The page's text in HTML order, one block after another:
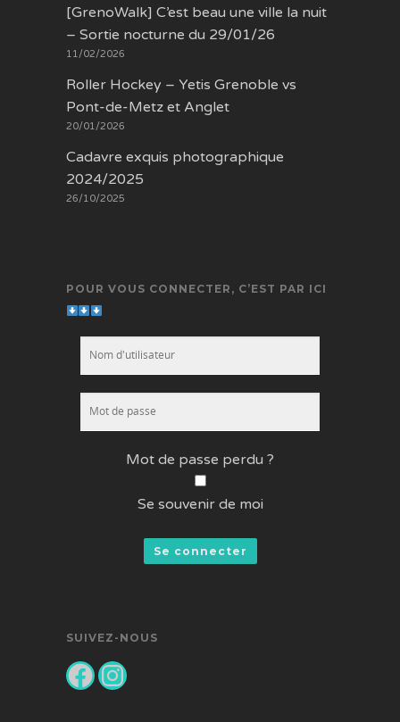
[GrenoWalk] C’est beau une ville la nuit
– Sortie nocturne du 29/01/26
11/02/2026
Roller Hockey – Yetis Grenoble vs
Pont-de-Metz et Anglet
20/01/2026
Cadavre exquis photographique
2024/2025
26/10/2025
POUR VOUS CONNECTER, C’EST PAR ICI
Mot de passe perdu ?
Se souvenir de moi
SUIVEZ-NOUS
FacebookInstagram